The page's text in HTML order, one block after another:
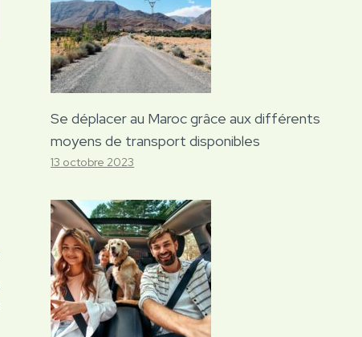
Se déplacer au Maroc grâce aux différents
moyens de transport disponibles
13 octobre 2023